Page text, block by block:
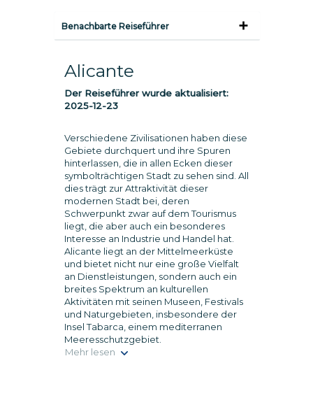
Benachbarte Reiseführer
Alicante
Der Reiseführer wurde aktualisiert:
2025-12-23
Verschiedene Zivilisationen haben diese
Gebiete durchquert und ihre Spuren
hinterlassen, die in allen Ecken dieser
symbolträchtigen Stadt zu sehen sind. All
dies trägt zur Attraktivität dieser
modernen Stadt bei, deren
Schwerpunkt zwar auf dem Tourismus
liegt, die aber auch ein besonderes
Interesse an Industrie und Handel hat.
Alicante liegt an der Mittelmeerküste
und bietet nicht nur eine große Vielfalt
an Dienstleistungen, sondern auch ein
breites Spektrum an kulturellen
Aktivitäten mit seinen Museen, Festivals
und Naturgebieten, insbesondere der
Insel Tabarca, einem mediterranen
Meeresschutzgebiet.
Mehr lesen